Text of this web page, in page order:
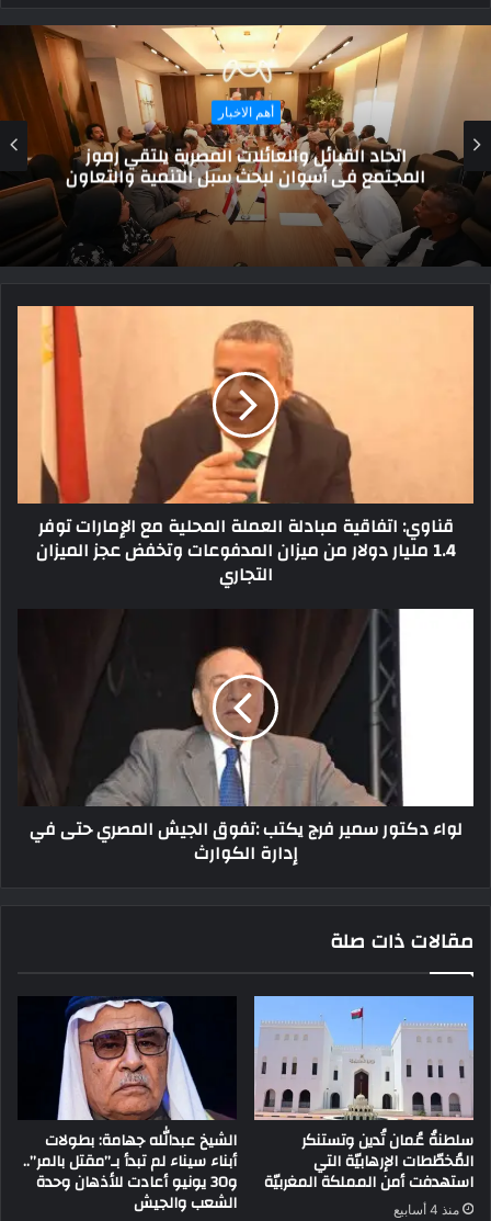
حوارات و تقارير
ضمن «الفارس الشهم 3».. 4 قوافل إماراتية تحمل
416 طناً من المساعدات تدخل غزة عبر العريش
قناوي: اتفاقية مبادلة العملة المحلية مع الإمارات توفر
1.4 مليار دولار من ميزان المدفوعات وتخفض عجز الميزان
التجاري
لواء دكتور سمير فرج يكتب :تفوق الجيش المصري حتى في
إدارة الكوارث
مقالات ذات صلة
سلطنةُ عُمان تُدين وتستنكر
المُخطّطات الإرهابيّة التي
استهدفت أمن المملكة المغربيّة
منذ 4 أسابيع
الشيخ عبدالله جهامة: بطولات
أبناء سيناء لم تبدأ بـ”مقتل بالمر”..
و30 يونيو أعادت للأذهان وحدة
الشعب والجيش